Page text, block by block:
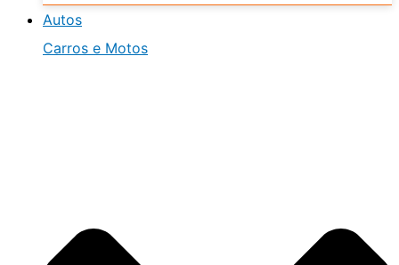
Autos
Carros e Motos